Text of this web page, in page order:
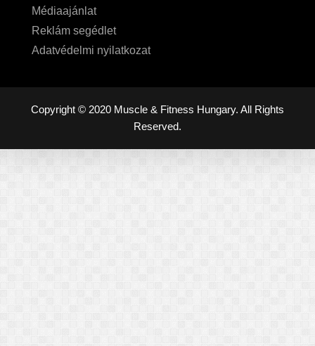
Médiaajánlat
Reklám segédlet
Adatvédelmi nyilatkozat
Copyright © 2020 Muscle & Fitness Hungary. All Rights
Reserved.